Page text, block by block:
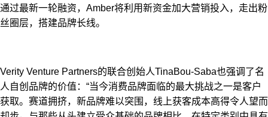
通过最新一轮融资，Amber将利用新资金加大营销投入，走出粉
丝圈层，搭建品牌长线。
Verity Venture Partners的联合创始人TinaBou-Saba也强调了名
人自创品牌的价值：“当今消费品牌面临的最大挑战之一是客户
获取。赛道拥挤，新品牌难以突围，线上获客成本高得令人望而